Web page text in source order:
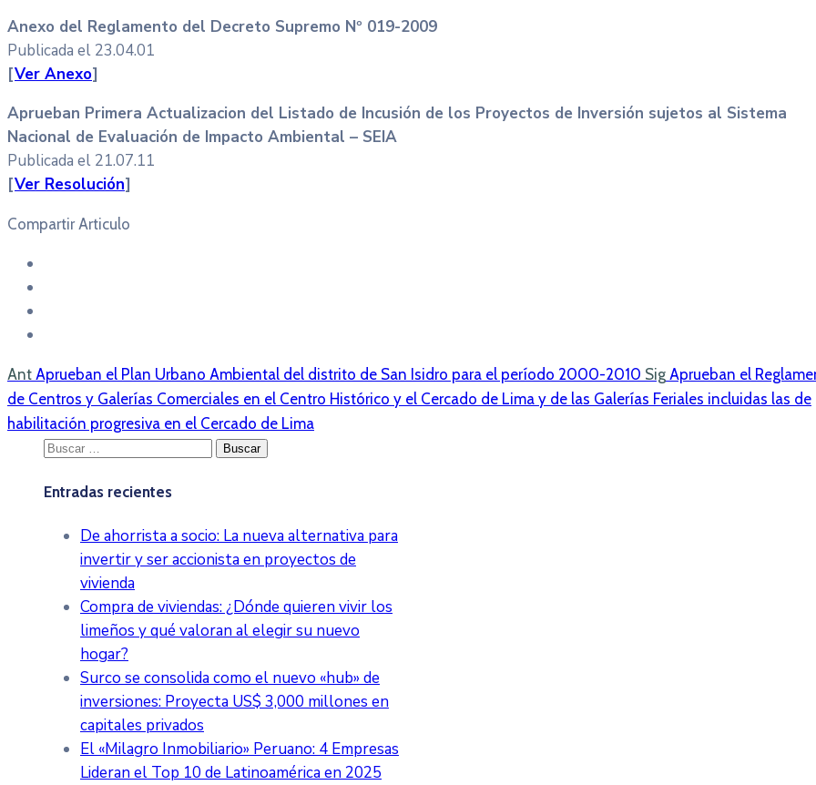
Anexo del Reglamento del Decreto Supremo Nº 019-2009
Publicada el 23.04.01
[Ver Anexo]
Aprueban Primera Actualizacion del Listado de Incusión de los Proyectos de Inversión sujetos al Sistema
Nacional de Evaluación de Impacto Ambiental – SEIA
Publicada el 21.07.11
[Ver Resolución]
Compartir Articulo
Ant Aprueban el Plan Urbano Ambiental del distrito de San Isidro para el período 2000-2010 Sig Aprueban el
de Centros y Galerías Comerciales en el Centro Histórico y el Cercado de Lima y de las Galerías Feriales incluidas las de
habilitación progresiva en el Cercado de Lima
Buscar:
Entradas recientes
De ahorrista a socio: La nueva alternativa para
invertir y ser accionista en proyectos de
vivienda
Compra de viviendas: ¿Dónde quieren vivir los
limeños y qué valoran al elegir su nuevo
hogar?
Surco se consolida como el nuevo «hub» de
inversiones: Proyecta US$ 3,000 millones en
capitales privados
El «Milagro Inmobiliario» Peruano: 4 Empresas
Lideran el Top 10 de Latinoamérica en 2025